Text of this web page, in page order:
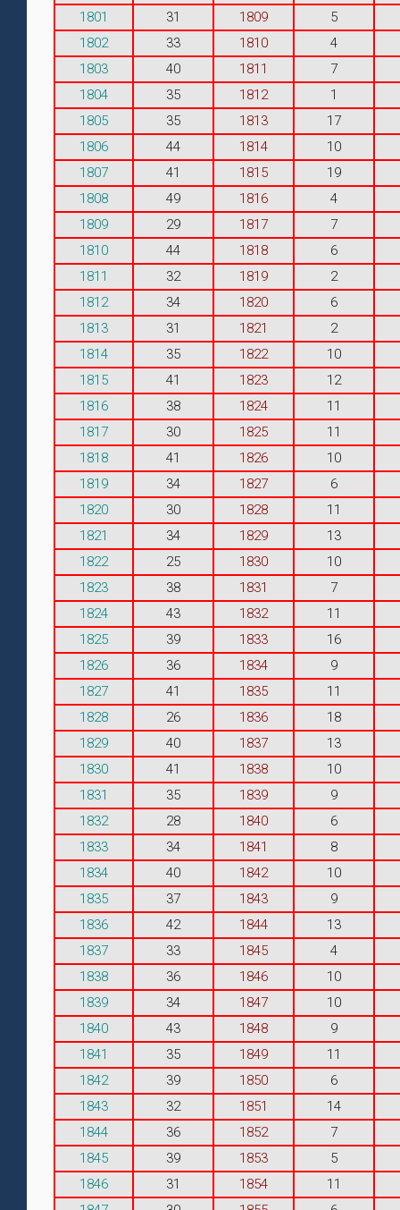
1801
31 1809
5
1802
33 1810
4
1803
40 1811
7
1804
35 1812
1
1805
35 1813
17
1806
44 1814
10
1807
41 1815
19
1808
49 1816
4
1809
29 1817
7
1810
44 1818
6
1811
32 1819
2
1812
34 1820
6
1813
31 1821
2
1814
35 1822
10
1815
41 1823
12
1816
38 1824
11
1817
30 1825
11
1818
41 1826
10
1819
34 1827
6
1820
30 1828
11
1821
34 1829
13
1822
25 1830
10
1823
38 1831
7
1824
43 1832
11
1825
39 1833
16
1826
36 1834
9
1827
41 1835
11
1828
26 1836
18
1829
40 1837
13
1830
41 1838
10
1831
35 1839
9
1832
28 1840
6
1833
34 1841
8
1834
40 1842
10
1835
37 1843
9
1836
42 1844
13
1837
33 1845
4
1838
36 1846
10
1839
34 1847
10
1840
43 1848
9
1841
35 1849
11
1842
39 1850
6
1843
32 1851
14
1844
36 1852
7
1845
39 1853
5
1846
31 1854
11